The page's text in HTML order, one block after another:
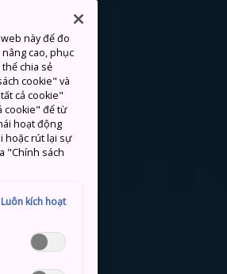
này để đo
cao, phục
chia sẻ
cookie" và
cả cookie"
cookie" để từ
hoạt động
hoặc rút lại sự
"Chính sách
Luôn kích hoạt